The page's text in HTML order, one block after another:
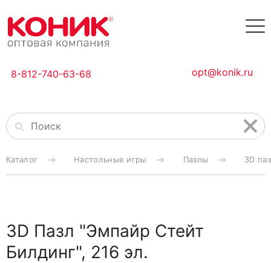
8-812-740-63-68 opt@konik.ru
Каталог Настольные игры Пазлы 3D
3D Пазл "Эмпайр Стейт
Билдинг", 216 эл.